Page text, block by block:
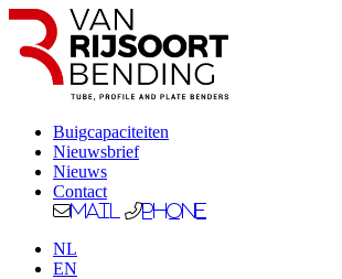
Buigcapaciteiten
Nieuwsbrief
Nieuws
Contact
Mail Phone
NL
EN